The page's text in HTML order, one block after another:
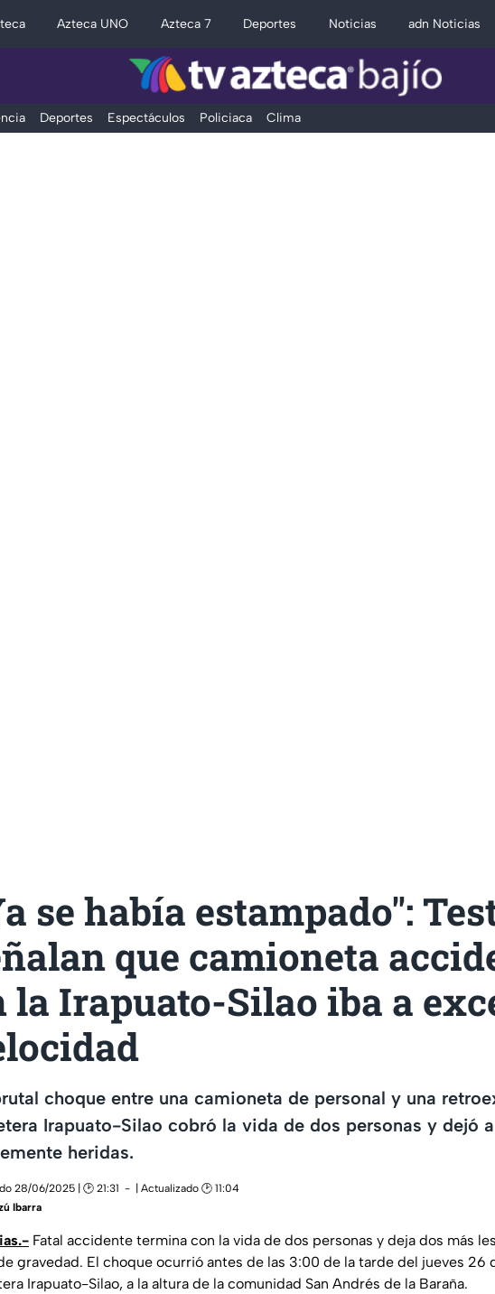
Azteca UNO Azteca 7 Deportes Noticias adn Noticias
Deportes Espectáculos Policiaca Clima
se había estampado":
que camioneta
la Irapuato-Silao iba a
choque entre una camioneta de personal y una
Irapuato-Silao cobró la vida de dos personas y dejó
heridas.
28/06/2025 | 🕑 21:31
| Actualizado 🕑 11:04
Ibarra
Fatal accidente termina con la vida de dos personas y deja dos más
gravedad. El choque ocurrió antes de las 3:00 de la tarde del jueves 26
Irapuato-Silao, a la altura de la comunidad San Andrés de la Baraña.